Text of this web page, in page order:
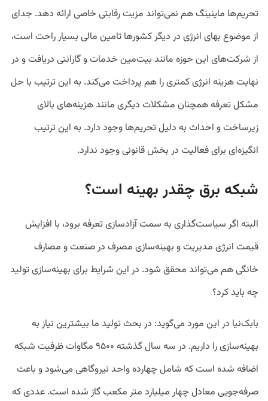
تحریم‌ها ماینینگ هم نمی‌تواند مزیت رقابتی خاصی ارائه دهد. جدای
از موضوع بهای انرژی در دیگر کشورها تامین مالی بسیار راحت است،
از شرکت‌های این حوزه مانند بیت‌مین خدمات و گارانتی دریافت و در
نهایت هزینه انرژی کمتری را هم پرداخت می‌کند. به این ترتیب با حل
مشکل تعرفه همچنان مشکلات دیگری مانند هزینه‌های بالای
زیرساخت و احداث به دلیل تحریم‌ها وجود دارد. به این ترتیب
انگیزه‌ای برای فعالیت در بخش قانونی وجود ندارد.
شبکه برق چقدر بهینه است؟
البته اگر سیاست‌گذاری به سمت آزادسازی تعرفه برود، با افزایش
قیمت انرژی مدیریت و بهینه‌سازی مصرف در صنعت و مصارف
خانگی هم می‌تواند محقق شود. در این شرایط برای بهینه‌سازی تولید
چه باید کرد؟
بابک‌نیا در این مورد می‌گوید: در بحث تولید ما بیشترین نیاز به
بهینه‌سازی را داریم. در سه سال گذشته ۹۵۰۰ مگاوات ظرفیت شبکه
اضافه شده است که شامل چهارده واحد نیروگاهی می‌شود و باعث
صرفه‌جویی معادل چهار میلیارد متر مکعب گاز شده است. عددی که